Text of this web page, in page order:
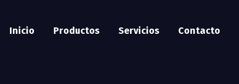
Inicio Productos Servicios Contacto